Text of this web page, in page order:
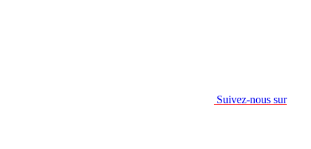
Suivez-nous sur